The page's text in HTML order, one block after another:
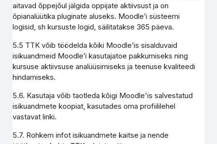
aitavad õppejõul jälgida oppijate aktiivsust ja on
õpianalüütika pluginate aluseks. Moodle’i süsteemi
logisid, sh kursuste logid, säilitatakse 365 päeva.
5.5 TTK võib töödelda kõiki Moodle’is sisalduvaid
isikuandmeid Moodle’i kasutajatoe pakkumiseks ning
kursuse aktiivsuse analüüsimiseks ja teenuse kvaliteedi
hindamiseks.
5.6. Kasutaja võib taotleda kõigi Moodle'is salvestatud
isikuandmete koopiat, kasutades oma profiililehel
vastavat linki.
5.7. Rohkem infot isikuandmete kaitse ja nende